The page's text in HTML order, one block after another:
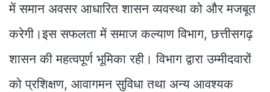
में समान अवसर आधारित शासन व्यवस्था को और मजबूत
करेगी।इस सफलता में समाज कल्याण विभाग, छत्तीसगढ़
शासन की महत्वपूर्ण भूमिका रही। विभाग द्वारा उम्मीदवारों
को प्रशिक्षण, आवागमन सुविधा तथा अन्य आवश्यक